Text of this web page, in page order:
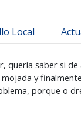
Local
saber si
y
porque o